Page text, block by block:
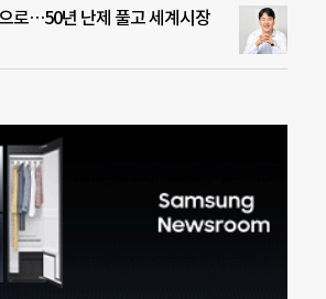
으로…50년 난제 풀고 세계시장